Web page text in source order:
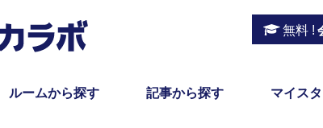
無料 !
ルームから探す 記事から探す マイス